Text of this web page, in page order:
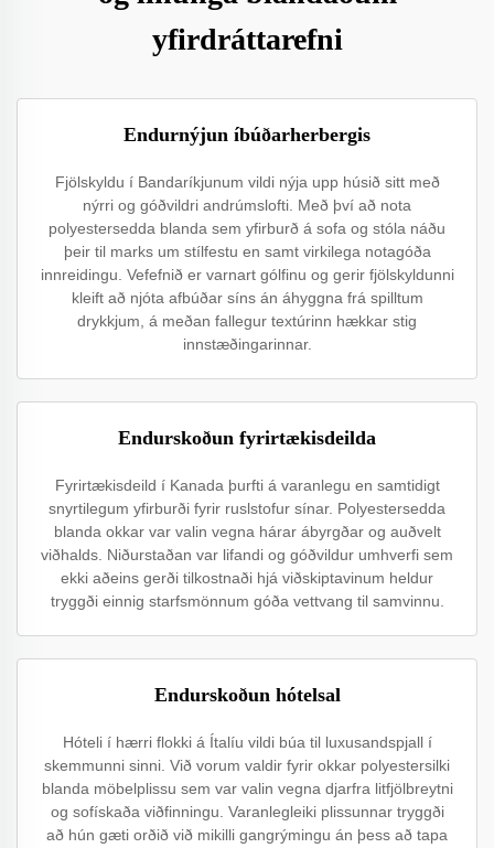
yfirdráttarefni
Endurnýjun íbúðarherbergis
Fjölskyldu í Bandaríkjunum vildi nýja upp húsið sitt með
nýrri og góðvildri andrúmslofti. Með því að nota
polyestersedda blanda sem yfirburð á sofa og stóla náðu
þeir til marks um stílfestu en samt virkilega notagóða
innreidingu. Vefefnið er varnart gólfinu og gerir fjölskyldunni
kleift að njóta afbúðar síns án áhyggna frá spilltum
drykkjum, á meðan fallegur textúrinn hækkar stig
innstæðingarinnar.
Endurskoðun fyrirtækisdeilda
Fyrirtækisdeild í Kanada þurfti á varanlegu en samtidigt
snyrtilegum yfirburði fyrir ruslstofur sínar. Polyestersedda
blanda okkar var valin vegna hárar ábyrgðar og auðvelt
viðhalds. Niðurstaðan var lifandi og góðvildur umhverfi sem
ekki aðeins gerði tilkostnaði hjá viðskiptavinum heldur
tryggði einnig starfsmönnum góða vettvang til samvinnu.
Endurskoðun hótelsal
Hóteli í hærri flokki á Ítalíu vildi búa til luxusandspjall í
skemmunni sinni. Við vorum valdir fyrir okkar polyestersilki
blanda möbelplissu sem var valin vegna djarfra litfjölbreytni
og sofískaða viðfinningu. Varanlegleiki plissunnar tryggði
að hún gæti orðið við mikilli gangrýmingu án þess að tapa